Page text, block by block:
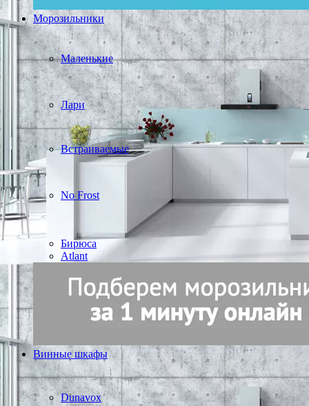
Морозильники
Маленькие
Лари
Встраиваемые
No Frost
Бирюса
Atlant
Винные шкафы
Dunavox